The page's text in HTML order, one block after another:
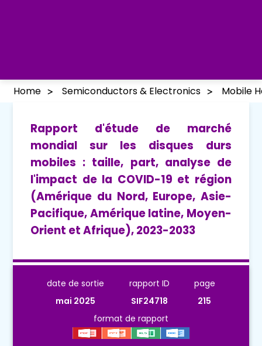
Home Semiconductors & Electronics Mobile
Rapport d'étude de marché
mondial sur les disques durs
mobiles : taille, part, analyse de
l'impact de la COVID-19 et région
(Amérique du Nord, Europe, Asie-
Pacifique, Amérique latine, Moyen-
Orient et Afrique), 2023-2033
date de sortie
mai 2025
rapport ID
SIF24718
page
215
format de rapport